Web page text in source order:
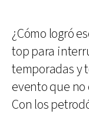
¿Cómo logró
top para
temporadas y
evento que
Con los